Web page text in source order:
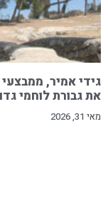
גידי אמיר,
את גבורת לוחמי גדוד
מאי 31, 2026